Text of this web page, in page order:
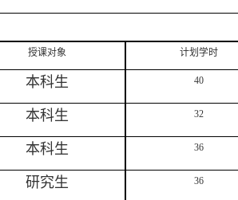
授课对象 计划学时
本科生 40
本科生 32
本科生 36
研究生 36